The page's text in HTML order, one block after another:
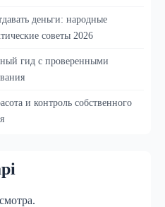
деньги: народные
советы 2026
гид с проверенными
и контроль собственного